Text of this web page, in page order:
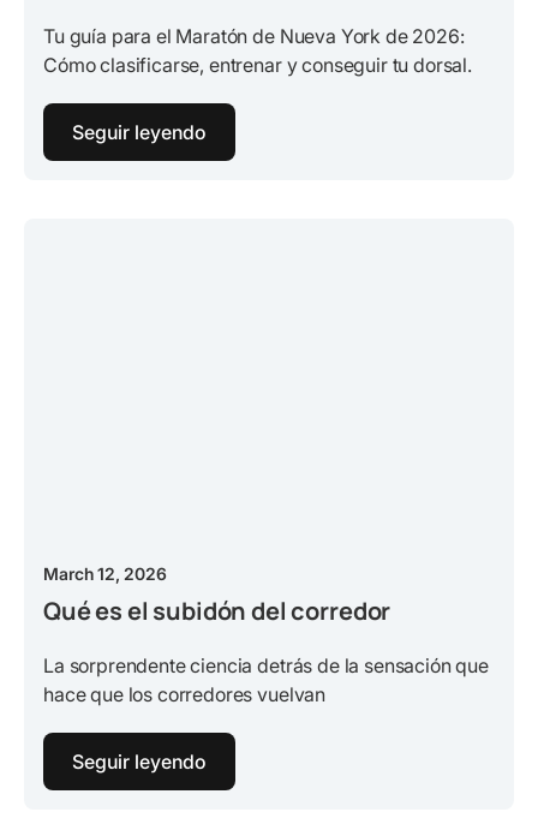
Tu guía para el Maratón de Nueva York de 2026:
Cómo clasificarse, entrenar y conseguir tu dorsal.
Seguir leyendo
March 12, 2026
Qué es el subidón del corredor
La sorprendente ciencia detrás de la sensación que
hace que los corredores vuelvan
Seguir leyendo